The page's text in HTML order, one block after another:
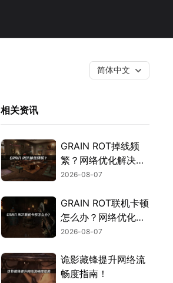
简体中文
相关资讯
GRAIN ROT掉线频
繁？网络优化解决指
南！
2026-08-07
GRAIN ROT联机卡顿
怎么办？网络优化解
决方案！
2026-08-07
诡影藏锋提升网络流
畅度指南！